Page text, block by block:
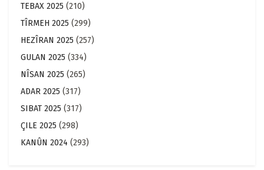
TEBAX 2025 (210)
TÎRMEH 2025 (299)
HEZÎRAN 2025 (257)
GULAN 2025 (334)
NÎSAN 2025 (265)
ADAR 2025 (317)
SIBAT 2025 (317)
ÇILE 2025 (298)
KANÛN 2024 (293)